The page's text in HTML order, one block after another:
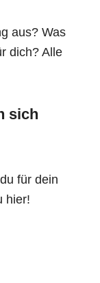
aus? Was
dich? Alle
sich
für dein
hier!